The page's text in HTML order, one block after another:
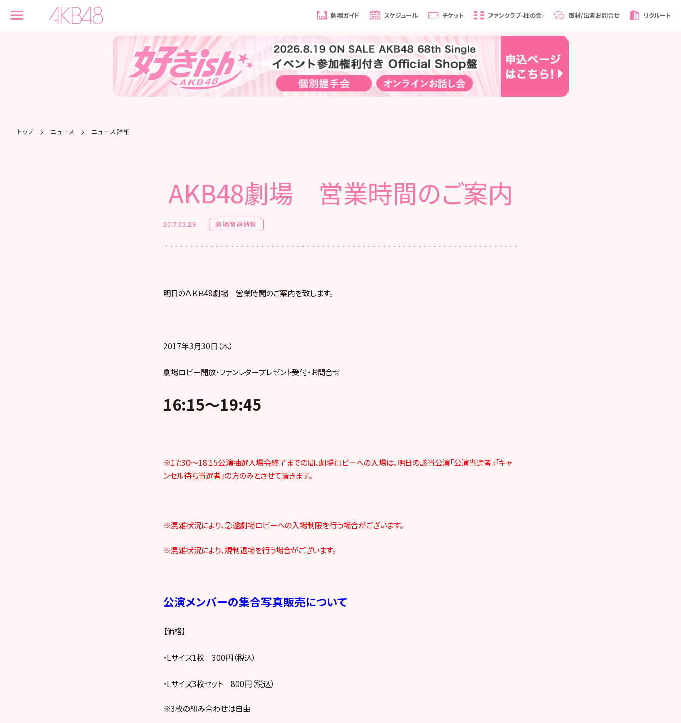
劇場ガイド スケジュール チケット ファンクラブ-柱の会- 取材/出演お問合せ リクルート
トップ ニュース ニュース詳細
AKB48劇場 営業時間のご案内
2017.03.29 劇場関連情報
明日のＡＫＢ48劇場 営業時間のご案内を致します。
2017年3月30日（木）
劇場ロビー開放・ファンレタープレゼント受付・お問合せ
16:15～19:45
※17:30～18:15公演抽選入場会終了までの間、劇場ロビーへの入場は、明日の該当公演「公演当選者」「キャ
ンセル待ち当選者」の方のみとさせて頂きます。
※混雑状況により、急遽劇場ロビーへの入場制限を行う場合がございます。
※混雑状況により、規制退場を行う場合がございます。
公演メンバーの集合写真販売について
【価格】
・Lサイズ1枚 300円（税込）
・Lサイズ3枚セット 800円（税込）
※3枚の組み合わせは自由